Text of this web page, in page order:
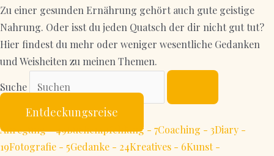
Zu einer gesunden Ernährung gehört auch gute geistige
Nahrung. Oder isst du jeden Quatsch der dir nicht gut tut?
Hier findest du mehr oder weniger wesentliche Gedanken
und Weisheiten zu meinen Themen.
Suche
Entdeckungsreise
Anregung - 49Buchempfehlung - 7Coaching - 3Diary -
19Fotografie - 5Gedanke - 24Kreatives - 6Kunst -